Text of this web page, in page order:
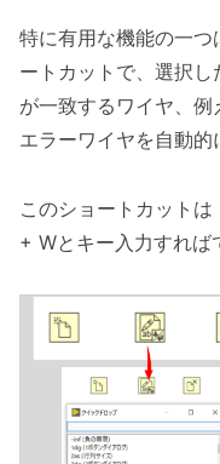
特に有用な機能の一つ
ートカットで、選択
が一致するワイヤ、
エラーワイヤを自動的
このショートカット
+ Wとキー入力すれば